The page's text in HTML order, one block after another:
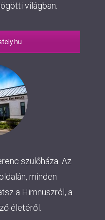
világban.
szülőháza. Az
minden
a Himnuszról, a
életéről.